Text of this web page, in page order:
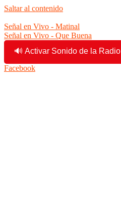
Saltar al contenido
Señal en Vivo - Matinal
Señal en Vivo - Que Buena
🔊 Activar Sonido de la Radio
Facebook